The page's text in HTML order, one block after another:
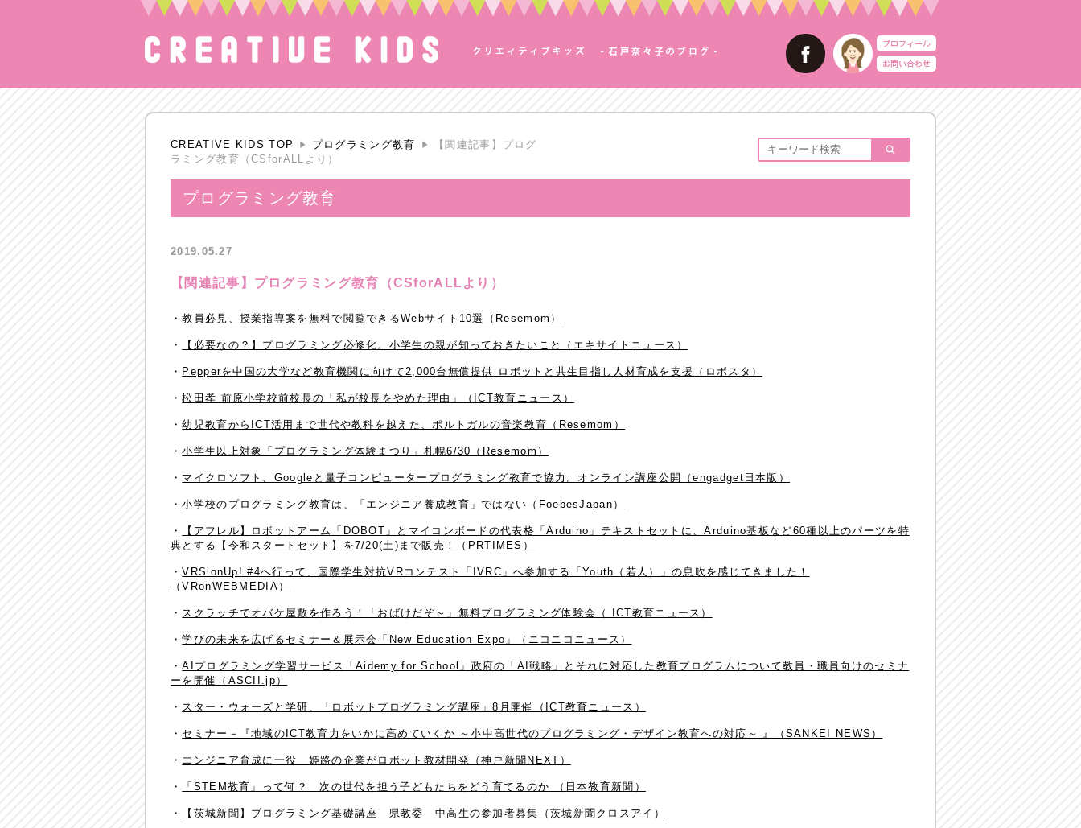
CREATIVE KIDS TOP プログラミング教育
【関連記事】プログ
ラミング教育（CSforALLより）
プログラミング教育
2019.05.27
【関連記事】プログラミング教育（CSforALLより）
・教員必見、授業指導案を無料で閲覧できるWebサイト10選（Resemom）
・ 【必要なの？】プログラミング必修化。小学生の親が知っておきたいこと（エキサイトニュース）
・ Pepperを中国の大学など教育機関に向けて2,000台無償提供 ロボットと共生目指し人材育成を支援（ロボスタ）
・松田孝 前原小学校前校長の「私が校長をやめた理由」（ICT教育ニュース）
・幼児教育からICT活用まで世代や教科を越えた、ポルトガルの音楽教育（Resemom）
・小学生以上対象「プログラミング体験まつり」札幌6/30（Resemom）
・ マイクロソフト、Googleと量子コンピュータープログラミング教育で協力。オンライン講座公開（engadget日本版）
・小学校のプログラミング教育は、「エンジニア養成教育」ではない（FoebesJapan）
・
【アフレル】ロボットアーム「DOBOT」とマイコンボードの代表格「Arduino」テキストセットに、Arduino基板など60種以上のパーツを特
典とする【令和スタートセット】を7/20(土)まで販売！（PRTIMES）
・VRSionUp! #4へ行って、国際学生対抗VRコンテスト「IVRC」へ参加する「Youth（若人）」の息吹を感じてきました！
（VRonWEBMEDIA）
・ スクラッチでオバケ屋敷を作ろう！「おばけだぞ～」無料プログラミング体験会（ ICT教育ニュース）
・学びの未来を広げるセミナー＆展示会「New Education Expo」（ニコニコニュース）
・AIプログラミング学習サービス「Aidemy for School」政府の「AI戦略」とそれに対応した教育プログラムについて教員・職員向けのセミナ
ーを開催（ASCII.jp）
・ スター・ウォーズと学研、「ロボットプログラミング講座」8月開催（ICT教育ニュース）
・ セミナー－『地域のICT教育力をいかに高めていくか ～小中高世代のプログラミング・デザイン教育への対応～ 』（SANKEI NEWS）
・ エンジニア育成に一役 姫路の企業がロボット教材開発（神戸新聞NEXT）
・ 「STEM教育」って何？ 次の世代を担う子どもたちをどう育てるのか （日本教育新聞）
・ 【茨城新聞】プログラミング基礎講座 県教委 中高生の参加者募集（茨城新聞クロスアイ）